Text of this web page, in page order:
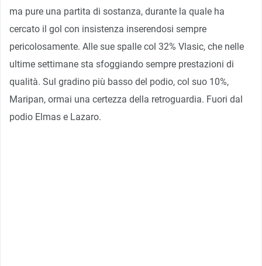
ma pure una partita di sostanza, durante la quale ha
cercato il gol con insistenza inserendosi sempre
pericolosamente. Alle sue spalle col 32% Vlasic, che nelle
ultime settimane sta sfoggiando sempre prestazioni di
qualità. Sul gradino più basso del podio, col suo 10%,
Maripan, ormai una certezza della retroguardia. Fuori dal
podio Elmas e Lazaro.